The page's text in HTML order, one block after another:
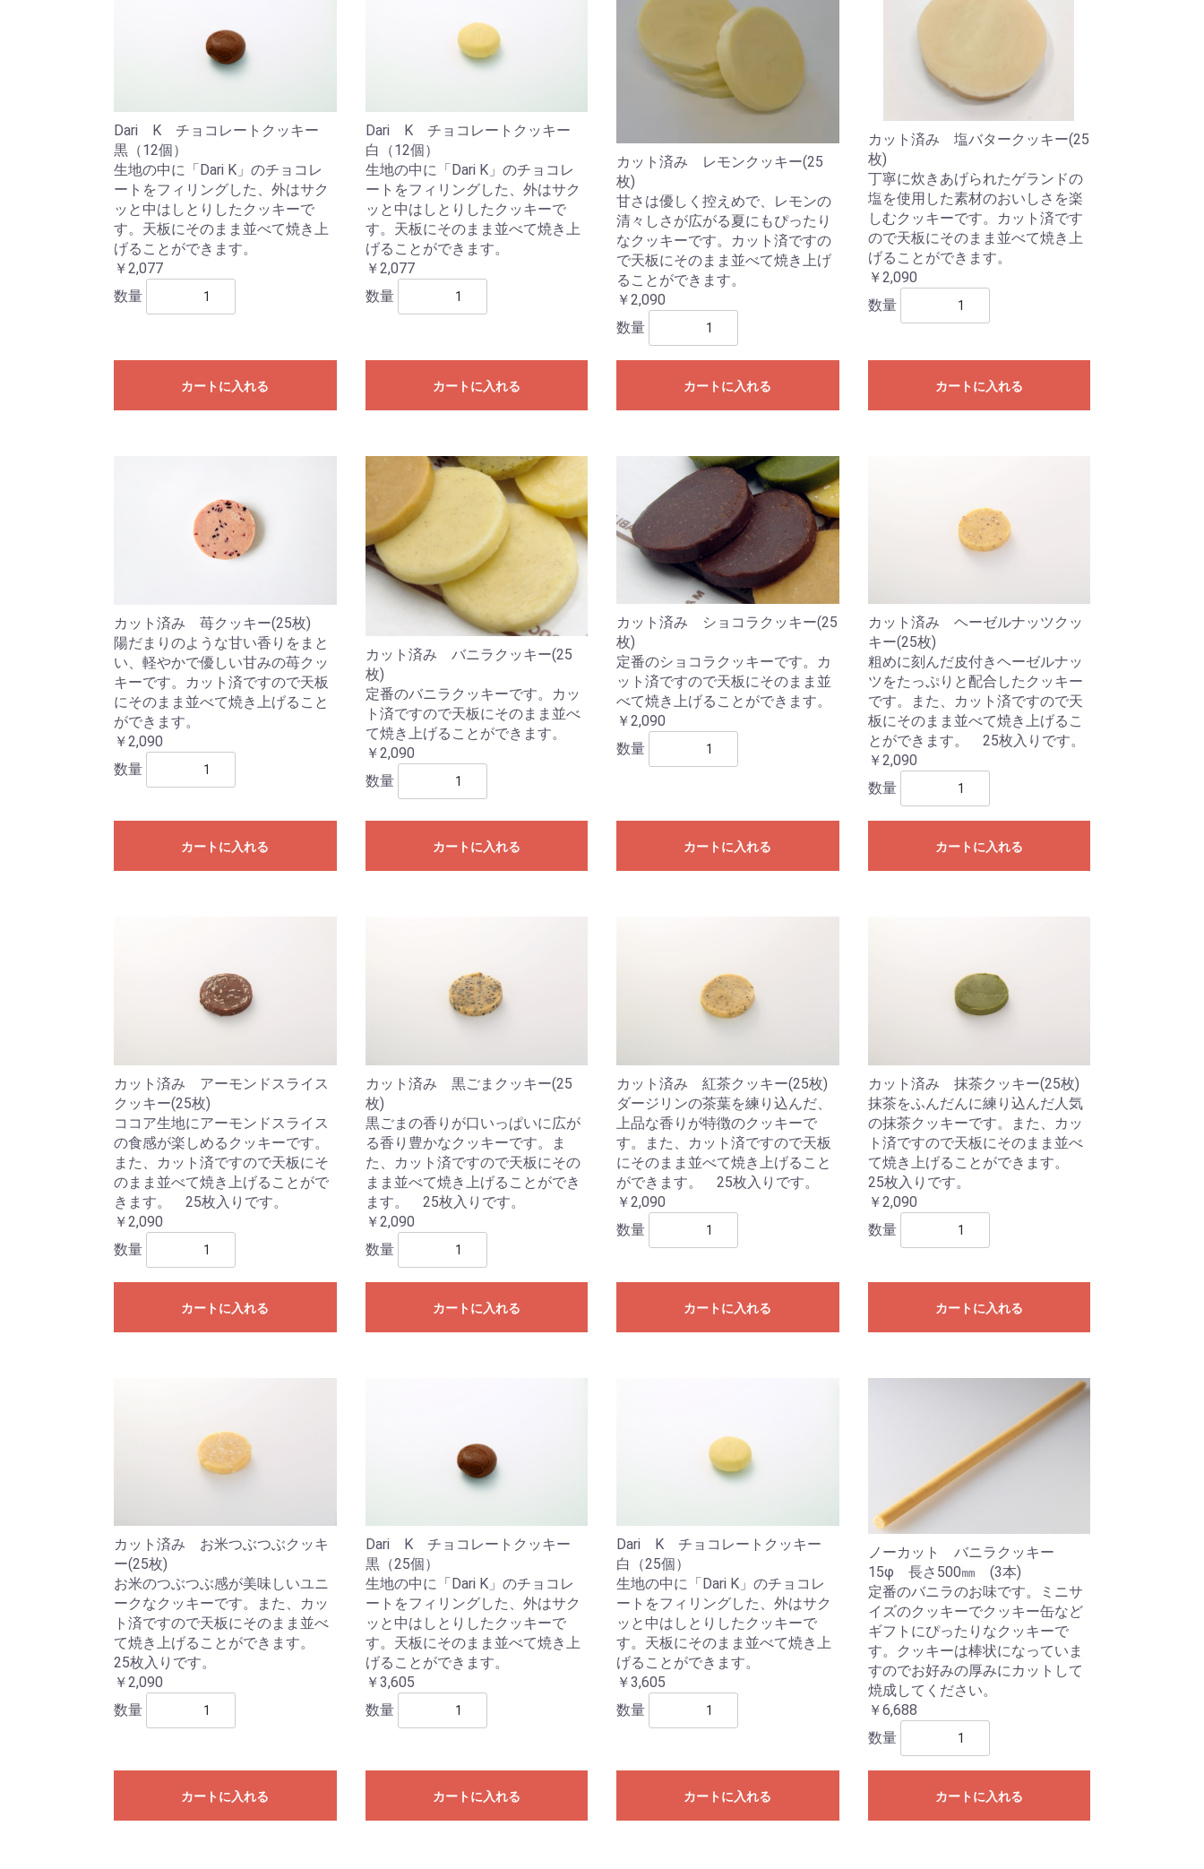
Dari K チョコレートクッキー
黒（12個）
生地の中に「Dari K」のチョコレ
ートをフィリングした、外はサク
ッと中はしとりしたクッキーで
す。天板にそのまま並べて焼き上
げることができます。
￥2,077
数量
カートに入れる
Dari K チョコレートクッキー
白（12個）
生地の中に「Dari K」のチョコレ
ートをフィリングした、外はサク
ッと中はしとりしたクッキーで
す。天板にそのまま並べて焼き上
げることができます。
￥2,077
数量
カートに入れる
カット済み レモンクッキー(25
枚)
甘さは優しく控えめで、レモンの
清々しさが広がる夏にもぴったり
なクッキーです。カット済ですの
で天板にそのまま並べて焼き上げ
ることができます。
￥2,090
数量
カートに入れる
カット済み 塩バタークッキー(25
枚)
丁寧に炊きあげられたゲランドの
塩を使用した素材のおいしさを楽
しむクッキーです。カット済です
ので天板にそのまま並べて焼き上
げることができます。
￥2,090
数量
カートに入れる
カット済み 苺クッキー(25枚)
陽だまりのような甘い香りをまと
い、軽やかで優しい甘みの苺クッ
キーです。カット済ですので天板
にそのまま並べて焼き上げること
ができます。
￥2,090
数量
カートに入れる
カット済み バニラクッキー(25
枚)
定番のバニラクッキーです。カッ
ト済ですので天板にそのまま並べ
て焼き上げることができます。
￥2,090
数量
カートに入れる
カット済み ショコラクッキー(25
枚)
定番のショコラクッキーです。カ
ット済ですので天板にそのまま並
べて焼き上げることができます。
￥2,090
数量
カートに入れる
カット済み ヘーゼルナッツクッ
キー(25枚)
粗めに刻んだ皮付きヘーゼルナッ
ツをたっぷりと配合したクッキー
です。また、カット済ですので天
板にそのまま並べて焼き上げるこ
とができます。 25枚入りです。
￥2,090
数量
カートに入れる
カット済み アーモンドスライス
クッキー(25枚)
ココア生地にアーモンドスライス
の食感が楽しめるクッキーです。
また、カット済ですので天板にそ
のまま並べて焼き上げることがで
きます。 25枚入りです。
￥2,090
数量
カートに入れる
カット済み 黒ごまクッキー(25
枚)
黒ごまの香りが口いっぱいに広が
る香り豊かなクッキーです。ま
た、カット済ですので天板にその
まま並べて焼き上げることができ
ます。 25枚入りです。
￥2,090
数量
カートに入れる
カット済み 紅茶クッキー(25枚)
ダージリンの茶葉を練り込んだ、
上品な香りが特徴のクッキーで
す。また、カット済ですので天板
にそのまま並べて焼き上げること
ができます。 25枚入りです。
￥2,090
数量
カートに入れる
カット済み 抹茶クッキー(25枚)
抹茶をふんだんに練り込んだ人気
の抹茶クッキーです。また、カッ
ト済ですので天板にそのまま並べ
て焼き上げることができます。
25枚入りです。
￥2,090
数量
カートに入れる
カット済み お米つぶつぶクッキ
ー(25枚)
お米のつぶつぶ感が美味しいユニ
ークなクッキーです。また、カッ
ト済ですので天板にそのまま並べ
て焼き上げることができます。
25枚入りです。
￥2,090
数量
カートに入れる
Dari K チョコレートクッキー
黒（25個）
生地の中に「Dari K」のチョコレ
ートをフィリングした、外はサク
ッと中はしとりしたクッキーで
す。天板にそのまま並べて焼き上
げることができます。
￥3,605
数量
カートに入れる
Dari K チョコレートクッキー
白（25個）
生地の中に「Dari K」のチョコレ
ートをフィリングした、外はサク
ッと中はしとりしたクッキーで
す。天板にそのまま並べて焼き上
げることができます。
￥3,605
数量
カートに入れる
ノーカット バニラクッキー
15φ 長さ500㎜ (3本)
定番のバニラのお味です。ミニサ
イズのクッキーでクッキー缶など
ギフトにぴったりなクッキーで
す。クッキーは棒状になっていま
すのでお好みの厚みにカットして
焼成してください。
￥6,688
数量
カートに入れる